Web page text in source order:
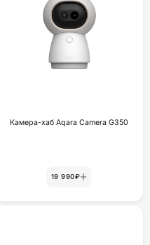
Камера-хаб Aqara Camera G350
19 990₽